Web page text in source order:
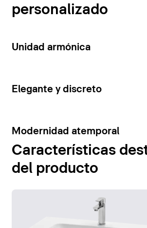
personalizado
14
Unidad armónica
15
Elegante y discreto
10
Modernidad atemporal
Características
del producto